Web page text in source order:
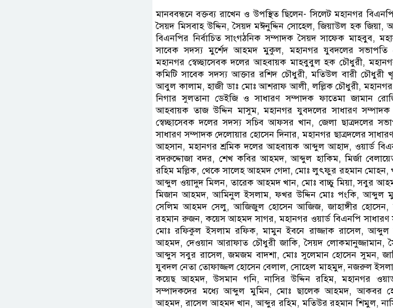
মানববন্ধনে বক্তব্য রাখেন ও উপস্থিত ছিলেন- সিলেট মহানগর
সৈয়দ মিসবাহ উদ্দিন, সৈয়দ মঈনুদ্দিন সোহেল, জিয়াউল হক জিয়া,
বিএনপির নির্বাচিত সাংগঠনিক সম্পাদক সৈয়দ সাফেক মাহবুব,
সাবেক সদস্য মুর্শেদ আহমদ মুকুল, মহানগর যুবদলের সভাপতি
মহানগর স্বেচ্ছাসেবক দলের আহবায়ক মাহবুবুল হক চৌধুরী,
কমিটি সাবেক সদস্য আক্তার রশিদ চৌধুরী, মতিউল বারী চৌধুরী
আবুল কালাম, হাজী ডাঃ মোঃ আশরাফ আলী, লল্লিক চৌধুরী,
নিগার সুলতানা ডেইজি ও সাধারণ সম্পাদক ফাতেমা জামান
আহবায়ক তাজ উদ্দিন মাসুম, মহানগর যুবদলের সাধারণ সম্পাদক
স্বেচ্ছাসেবক দলের সদস্য সচিব আফসর খান, জেলা ছাত্রদলের
সাধারণ সম্পাদক দেলোয়ার হোসেন দিনার, মহানগর ছাত্রদলের
আহসান, মহানগর শ্রমিক দলের আহবায়ক আব্দুল আহাদ, ওয়ার্ড
বদরুদ্দোজা বদর, শেখ কবির আহমদ, আব্দুল হাকিম, মির্জা
রহিম মল্লিক, থেকে সালেহ আহমদ গেদা, মোঃ লুৎফুর রহমান মোহন,
আব্দুল ওয়াদুদ মিলন, তারেক আহমদ খান, মোঃ বাচ্চু মিয়া, সবুর
মিজান আহমদ, আমিনুল ইসলাম, ফখর উদ্দিন মোঃ পংকি, আব্দুল
সেলিম আহমদ সেলু, আজিজুল হোসেন আজিজ, জাহাঙ্গীর হোসেন,
রহমান রুজন, কয়েস আহমদ সাগর, মহানগর ওয়ার্ড বিএনপি সাধারণ
মোঃ রফিকুল ইসলাম রফিক, মামুন ইবনে রাজ্জাক রাসেল, আব্দুল
আহমদ, দেওয়ান আরাফাত চৌধুরী জাকি, সৈয়দ লোকমানুজ্জামান,
আব্দুস সবুর রাসেল, জমজম বাদশা, মোঃ সুলেমান হোসেন সুমন,
যুবদল নেতা তোফাজ্জল হোসেন বেলাল, সোহেল মাহমুদ, নজরুল
কয়েছ আহমদ, উসমান গনি, নাসির উদ্দিন রহিম, মহানগর
সম্পাদকদের মধ্যে আব্দুল মুমিন, মোঃ ছালেক আহমদ, আকবর
আহমদ, রাসেল আহমদ খান, আব্দুর রহিম, মতিউর রহমান শিমুল,